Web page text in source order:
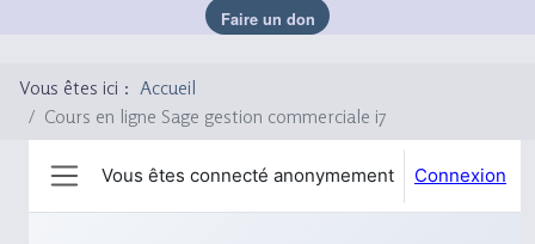
Vous êtes ici : Accueil
Cours en ligne Sage gestion commerciale i7